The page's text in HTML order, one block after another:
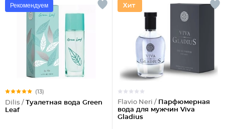
Рекомендуем
(13)
Dilis /
Туалетная вода Green
Leaf
Flavio Neri /
Парфюмерная
вода для мужчин Viva
Gladius